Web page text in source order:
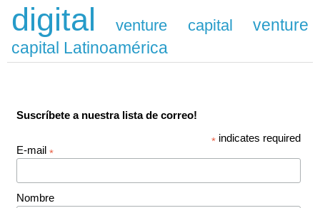
digital
venture capital
venture
capital Latinoamérica
Suscríbete a nuestra lista de correo!
* indicates required
E-mail *
Nombre